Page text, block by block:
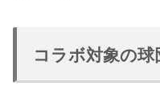
コラボ対象の球